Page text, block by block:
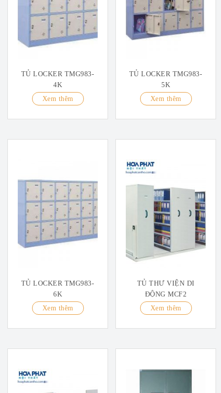
TỦ LOCKER TMG983-
4K
Xem thêm
TỦ LOCKER TMG983-
5K
Xem thêm
TỦ LOCKER TMG983-
6K
Xem thêm
TỦ THƯ VIỆN DI
ĐỘNG MCF2
Xem thêm